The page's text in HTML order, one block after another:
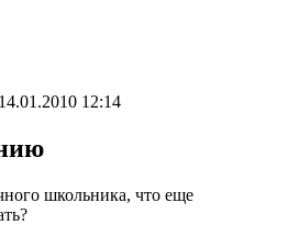
14.01.2010 12:14
школьника, что еще